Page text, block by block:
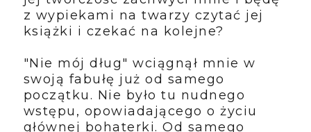
z wypiekami na twarzy czytać jej
książki i czekać na kolejne?
"Nie mój dług" wciągnął mnie w
swoją fabułę już od samego
początku. Nie było tu nudnego
wstępu, opowiadającego o życiu
głównej bohaterki. Od samego